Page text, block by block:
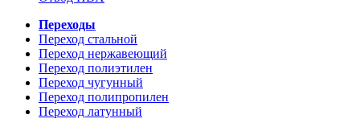
Переходы
Переход стальной
Переход нержавеющий
Переход полиэтилен
Переход чугунный
Переход полипропилен
Переход латунный